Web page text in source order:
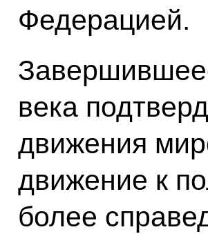
Федерацией.
века
движения
движение к
более